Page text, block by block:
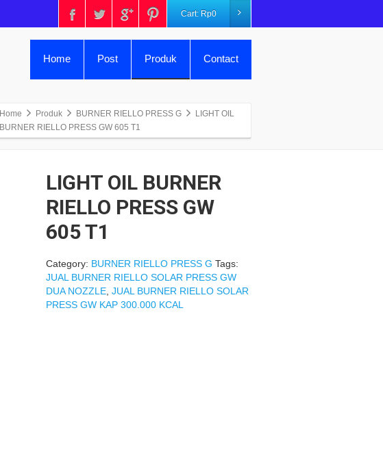
Cart: Rp0
Home Post Produk Contact
Home Produk BURNER RIELLO PRESS G
LIGHT OIL
BURNER RIELLO PRESS GW 605 T1
LIGHT OIL BURNER
RIELLO PRESS GW
605 T1
Category: BURNER RIELLO PRESS G Tags:
JUAL BURNER RIELLO SOLAR PRESS GW
DUA NOZZLE JUAL BURNER RIELLO SOLAR
PRESS GW KAP 300.000 KCAL